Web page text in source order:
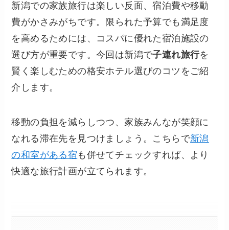
新潟での家族旅行は楽しい反面、宿泊費や移動
費がかさみがちです。限られた予算でも満足度
を高めるためには、コスパに優れた宿泊施設の
選び方が重要です。今回は新潟で子連れ旅行を
賢く楽しむための格安ホテル選びのコツをご紹
介します。
移動の負担を減らしつつ、家族みんなが笑顔に
なれる滞在先を見つけましょう。こちらで新潟
の和室がある宿 も併せてチェックすれば、より
快適な旅行計画が立てられます。